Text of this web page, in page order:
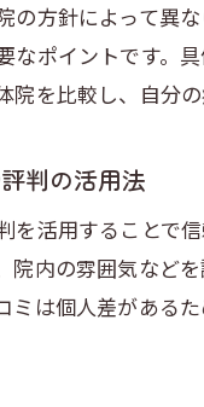
埼
女
整
ボキボ
ボ
埼
の方針によって異
なポイントです。
を比較し、自分
判の活用法
を活用することで
院内の雰囲気など
ミは個人差がある